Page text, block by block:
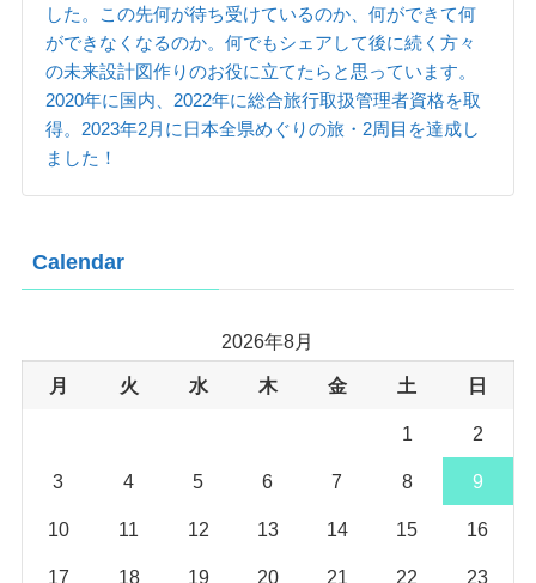
した。この先何が待ち受けているのか、何ができて何
ができなくなるのか。何でもシェアして後に続く方々
の未来設計図作りのお役に立てたらと思っています。
2020年に国内、2022年に総合旅行取扱管理者資格を取
得。2023年2月に日本全県めぐりの旅・2周目を達成し
ました！
Calendar
2026年8月
月 火 水 木 金 土 日
1 2
3 4 5 6 7 8 9
10 11 12 13 14 15 16
17 18 19 20 21 22 23